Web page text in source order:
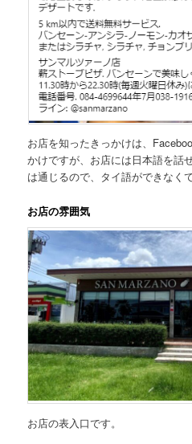
お店を知ったきっかけは、
かけですが、お店には日本語を話
は通じるので、タイ語ができなく
お店の雰囲気
お店の表入口です。